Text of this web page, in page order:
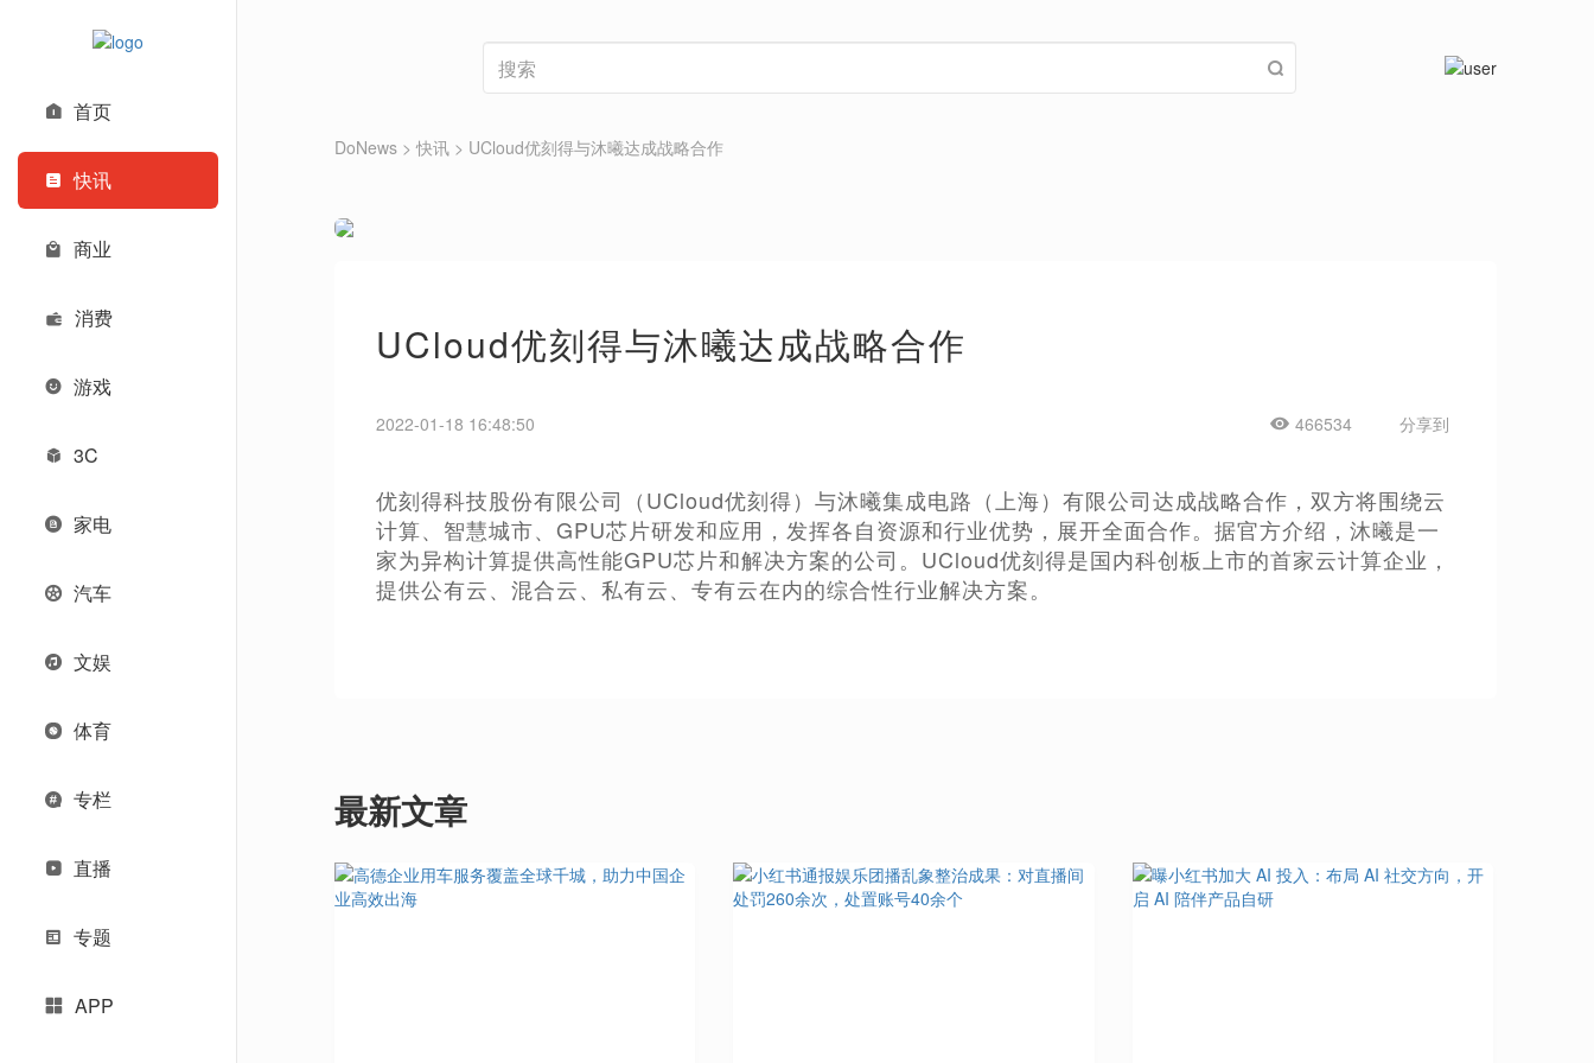
首页
快讯
商业
消费
游戏
3C
家电
汽车
文娱
体育
专栏
直播
专题
APP
DoNews >快讯 > UCloud优刻得与沐曦达成战略合作
UCloud优刻得与沐曦达成战略合作
2022-01-18 16:48:50 466534 分享到
优刻得科技股份有限公司（UCloud优刻得）与沐曦集成电路（上海）有限公司达成战略合作，双方将围绕云
计算、智慧城市、GPU芯片研发和应用，发挥各自资源和行业优势，展开全面合作。据官方介绍，沐曦是一
家为异构计算提供高性能GPU芯片和解决方案的公司。UCloud优刻得是国内科创板上市的首家云计算企业，
提供公有云、混合云、私有云、专有云在内的综合性行业解决方案。
最新文章